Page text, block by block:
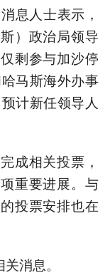
息人士表示，
）政治局领导
剩参与加沙停
马斯海外办事
计新任领导人
成相关投票，
重要进展。与
投票安排也在
消息。